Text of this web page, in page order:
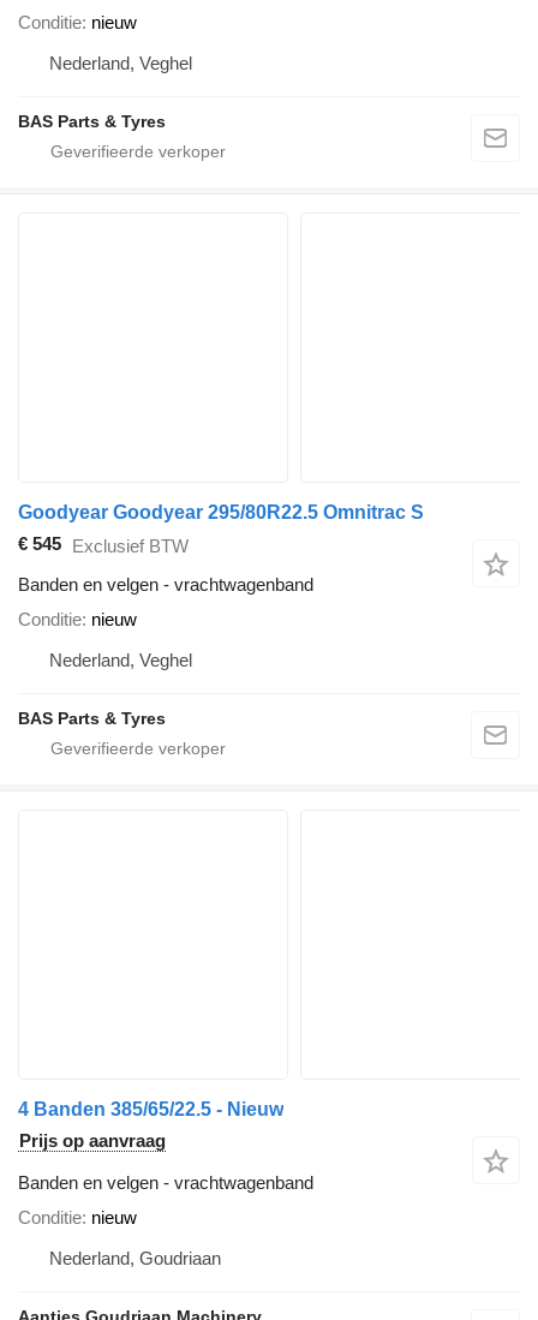
Conditie nieuw
Nederland, Veghel
BAS Parts & Tyres
Goodyear Goodyear 295/80R22.5 Omnitrac S
€ 545 Exclusief BTW
Banden en velgen - vrachtwagenband
Conditie nieuw
Nederland, Veghel
BAS Parts & Tyres
4 Banden 385/65/22.5 - Nieuw
Prijs op aanvraag
Banden en velgen - vrachtwagenband
Conditie nieuw
Nederland, Goudriaan